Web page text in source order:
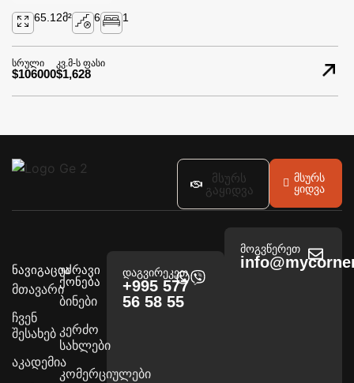
65.12მ² 6 1
სრული
$106000
კვ.მ-ს ფასი
$1,628
მსურს
გაყიდვა
მსურს
ყიდვა
ნავიგაცია
მთავარი
ჩვენ
შესახებ
აკადემია
უძრავი
ქონება
ბინები
კერძო
სახლები
კომერციულები
დაგვირეკეთ
+995 577
56 58 55
მოგვწერეთ